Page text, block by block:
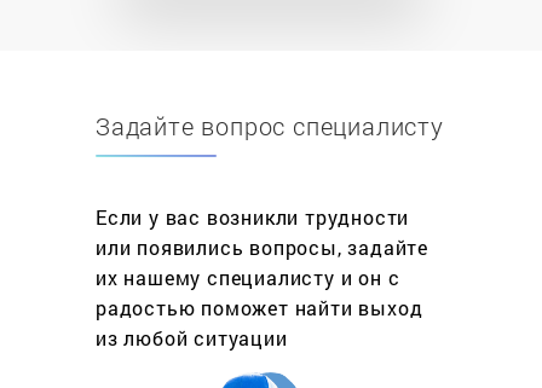
«Доставка». Выезд мастера на место
производится только в тех случаях, когда речь
аппаратуры, состоящих из многих компонентов, и
клиент затрудняется самостоятельно
определить, какой именно компонент неисправен.
В подобной ситуации наши специалисты готовы
выехать к заказчику для проведения
диагностики. Во многих случаях мы
Задайте вопрос специалисту
Если у вас возникли трудности
или появились вопросы, задайте
их нашему специалисту и он с
радостью поможет найти выход
из любой ситуации